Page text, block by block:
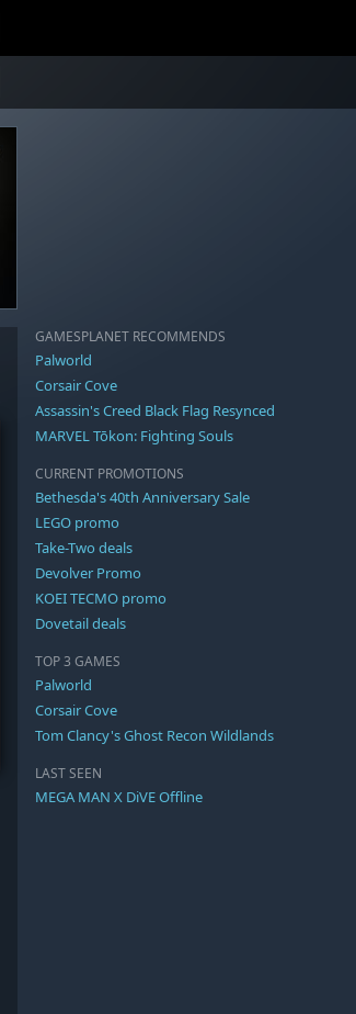
GAMESPLANET RECOMMENDS
Palworld
Corsair Cove
Assassin's Creed Black Flag Resynced
MARVEL Tōkon: Fighting Souls
CURRENT PROMOTIONS
Bethesda's 40th Anniversary Sale
LEGO promo
Take-Two deals
Devolver Promo
KOEI TECMO promo
Dovetail deals
TOP 3 GAMES
Palworld
Corsair Cove
Tom Clancy's Ghost Recon Wildlands
LAST SEEN
MEGA MAN X DiVE Offline